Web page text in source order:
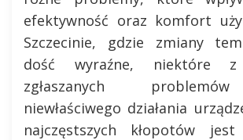
efektywność oraz komfort
Szczecinie, gdzie zmiany
dość wyraźne, niektóre z
zgłaszanych
niewłaściwego działania
najczęstszych kłopotów